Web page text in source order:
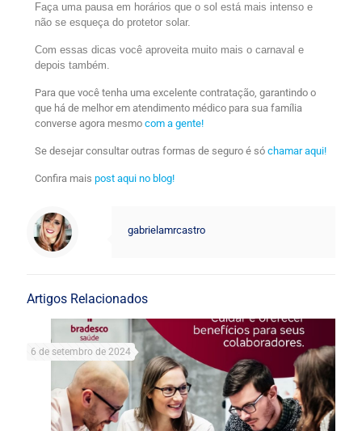
Faça uma pausa em horários que o sol está mais intenso e
não se esqueça do protetor solar.
Com essas dicas você aproveita muito mais o carnaval e
depois também.
Para que você tenha uma excelente contratação, garantindo o
que há de melhor em atendimento médico para sua família
converse agora mesmo com a gente!
Se desejar consultar outras formas de seguro é só chamar aqui!
Confira mais post aqui no blog!
gabrielamrcastro
Artigos Relacionados
6 de setembro de 2024